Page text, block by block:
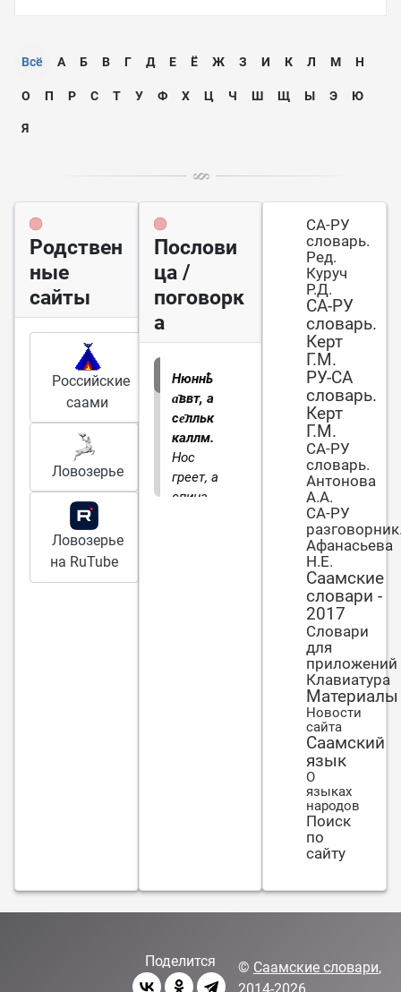
Всё А Б В Г Д Е Ё Ж З И К Л М Н
О П Р С Т У Ф Х Ц Ч Ш Щ Ы Э Ю
Я
Родствен
ные
сайты
Российские
саами
Ловозерье
Ловозерье
на RuTube
Послови
ца /
поговорк
а
Нюннҍ
а̄ввт, а
се̄лльк
каллм.
Нос
греет, а
спина
СА-РУ
словарь.
Ред.
Куруч
Р.Д.
СА-РУ
словарь.
Керт
Г.М.
РУ-СА
словарь.
Керт
Г.М.
СА-РУ
словарь.
Антонова
А.А.
СА-РУ
Афанасьева
Н.Е.
Саамские
словари -
2017
Словари
для
приложений
Клавиатура
Материалы
Новости
сайта
Саамский
язык
О
языках
народов
Поиск
по
сайту
Поделится © Саамские словари,